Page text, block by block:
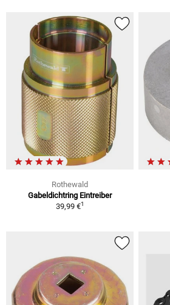
Rothewald
Gabeldichtring Eintreiber
39,99 €1